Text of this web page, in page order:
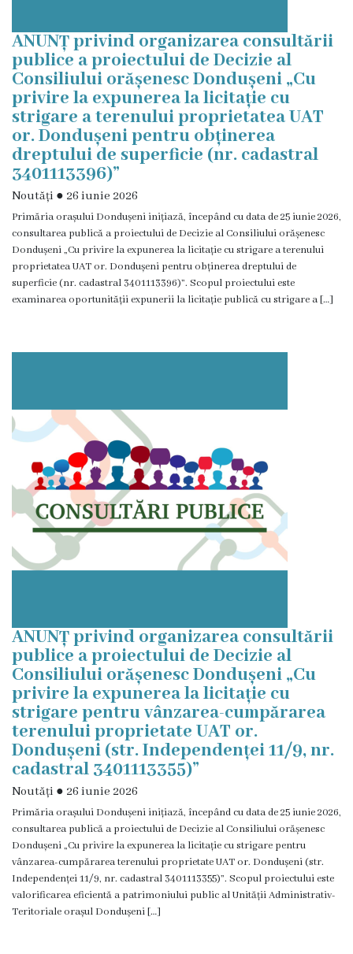
ANUNȚ privind organizarea consultării
publice a proiectului de Decizie al
Consiliului orășenesc Dondușeni „Cu
privire la expunerea la licitație cu
strigare a terenului proprietatea UAT
or. Dondușeni pentru obținerea
dreptului de superficie (nr. cadastral
3401113396)”
Noutăți ● 26 iunie 2026
Primăria orașului Dondușeni inițiază, începând cu data de 25 iunie 2026,
consultarea publică a proiectului de Decizie al Consiliului orășenesc
Dondușeni „Cu privire la expunerea la licitație cu strigare a terenului
proprietatea UAT or. Dondușeni pentru obținerea dreptului de
superficie (nr. cadastral 3401113396)”. Scopul proiectului este
examinarea oportunității expunerii la licitație publică cu strigare a […]
ANUNȚ privind organizarea consultării
publice a proiectului de Decizie al
Consiliului orășenesc Dondușeni „Cu
privire la expunerea la licitație cu
strigare pentru vânzarea-cumpărarea
terenului proprietate UAT or.
Dondușeni (str. Independenței 11/9, nr.
cadastral 3401113355)”
Noutăți ● 26 iunie 2026
Primăria orașului Dondușeni inițiază, începând cu data de 25 iunie 2026,
consultarea publică a proiectului de Decizie al Consiliului orășenesc
Dondușeni „Cu privire la expunerea la licitație cu strigare pentru
vânzarea-cumpărarea terenului proprietate UAT or. Dondușeni (str.
Independenței 11/9, nr. cadastral 3401113355)”. Scopul proiectului este
valorificarea eficientă a patrimoniului public al Unității Administrativ-
Teritoriale orașul Dondușeni […]